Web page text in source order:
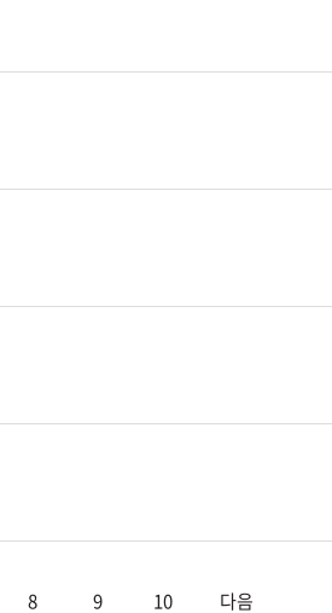
8 9 10 다음